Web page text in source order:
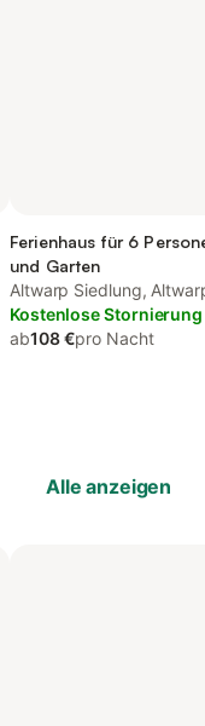
Ferienhaus für 6
und Garten
Altwarp Siedlung,
Kostenlose Stornierung
ab108 €pro Nacht
Alle anzeigen